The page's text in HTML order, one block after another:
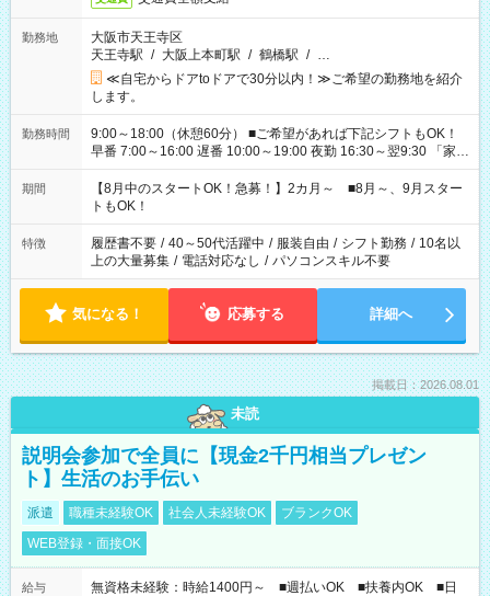
勤務地
大阪市天王寺区
天王寺駅 / 大阪上本町駅 / 鶴橋駅 / …
≪自宅からドアtoドアで30分以内！≫ご希望の勤務地を紹介
します。
勤務時間
9:00～18:00（休憩60分） ■ご希望があれば下記シフトもOK！
早番 7:00～16:00 遅番 10:00～19:00 夜勤 16:30～翌9:30 「家族
と休みを合わせたい」 「余裕を持って夕飯の準備がしたい」
「できれば残業はしたくない」 など、ご希望を教えてください
ね。 ※Wワーク希望の方へ 今ご覧のお仕事で希望する勤務時間
と、もう1つのお仕事の勤務時間。 合計で週40時間を超える場
合は応募できません。
期間
【8月中のスタートOK！急募！】2カ月～ ■8月～、9月スター
トもOK！
特徴 履歴書不要 / 40～50代活躍中 / 服装自由 / シフト勤務 / 10名以
上の大量募集 / 電話対応なし / パソコンスキル不要
気になる！ 応募する 詳細へ
掲載日：2026.08.01
未読
説明会参加で全員に【現金2千円相当プレゼン
ト】生活のお手伝い
派遣 職種未経験OK 社会人未経験OK
ブランクOK
WEB登録・面接OK
給与
無資格未経験：時給1400円～ ■週払いOK ■扶養内OK ■日